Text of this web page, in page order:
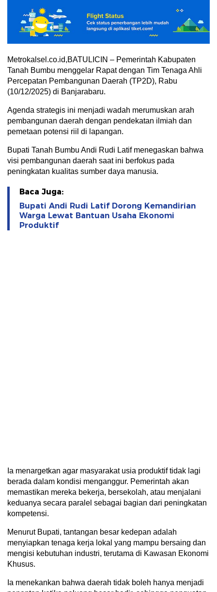
Metrokalsel.co.id,BATULICIN – Pemerintah Kabupaten
Tanah Bumbu menggelar Rapat dengan Tim Tenaga Ahli
Percepatan Pembangunan Daerah (TP2D), Rabu
(10/12/2025) di Banjarabaru.
Agenda strategis ini menjadi wadah merumuskan arah
pembangunan daerah dengan pendekatan ilmiah dan
pemetaan potensi riil di lapangan.
Bupati Tanah Bumbu Andi Rudi Latif menegaskan bahwa
visi pembangunan daerah saat ini berfokus pada
peningkatan kualitas sumber daya manusia.
Baca Juga:
Bupati Andi Rudi Latif Dorong Kemandirian
Warga Lewat Bantuan Usaha Ekonomi
Produktif
Ia menargetkan agar masyarakat usia produktif tidak lagi
berada dalam kondisi menganggur. Pemerintah akan
memastikan mereka bekerja, bersekolah, atau menjalani
keduanya secara paralel sebagai bagian dari peningkatan
kompetensi.
Menurut Bupati, tantangan besar kedepan adalah
menyiapkan tenaga kerja lokal yang mampu bersaing dan
mengisi kebutuhan industri, terutama di Kawasan Ekonomi
Khusus.
Ia menekankan bahwa daerah tidak boleh hanya menjadi